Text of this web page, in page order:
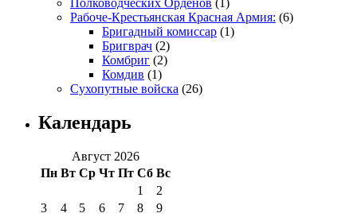
Рабоче-Крестьянская Красная Армия: (6)
Бригадный комиссар (1)
Бригврач (2)
Комбриг (2)
Комдив (1)
Сухопутные войска (26)
Календарь
Август 2026
Пн Вт Ср Чт Пт Сб Вс
1
2
3
4 5 6 7 8
9